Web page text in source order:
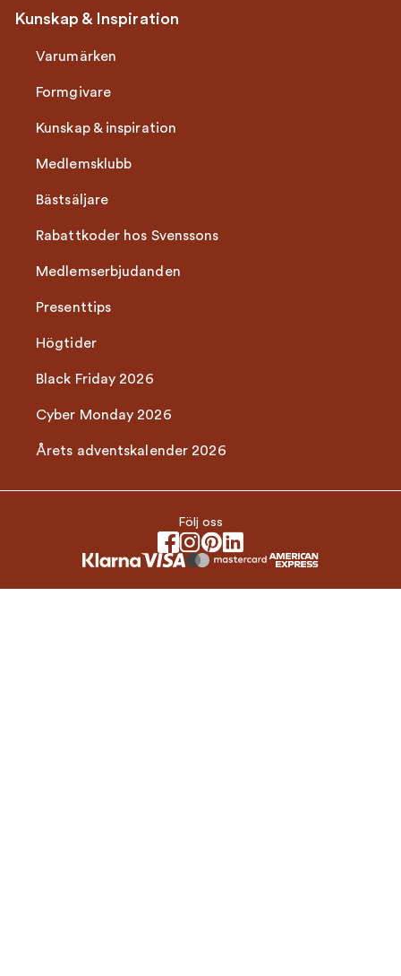
Kunskap & Inspiration
Varumärken
Formgivare
Kunskap & inspiration
Medlemsklubb
Bästsäljare
Rabattkoder hos Svenssons
Medlemserbjudanden
Presenttips
Högtider
Black Friday 2026
Cyber Monday 2026
Årets adventskalender 2026
Följ oss